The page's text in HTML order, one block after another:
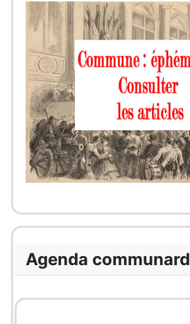
Agenda communard